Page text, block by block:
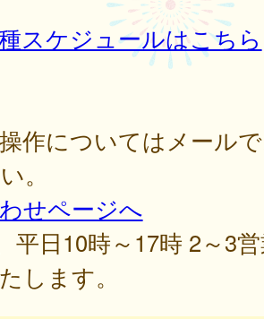
スケジュールはこちら
作についてはメール
。
せページへ
平日10時～17時 2～3
します。